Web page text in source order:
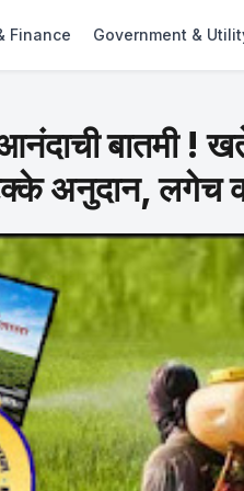
Finance Government &
बातमी !
अनुदान, लगेच